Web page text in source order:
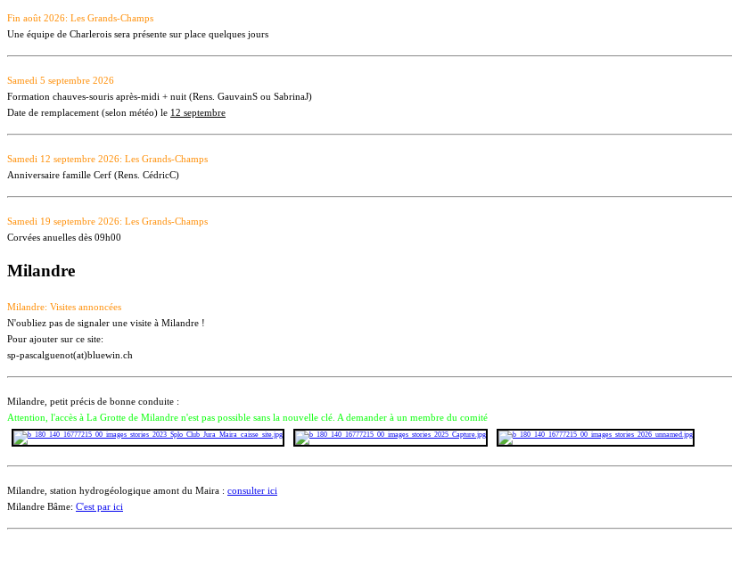
Fin août 2026: Les Grands-Champs
Une équipe de Charlerois sera présente sur place quelques jours
Samedi 5 septembre 2026
Formation chauves-souris après-midi + nuit (Rens. GauvainS ou SabrinaJ)
Date de remplacement (selon météo) le 12 septembre
Samedi 12 septembre 2026: Les Grands-Champs
Anniversaire famille Cerf (Rens. CédricC)
Samedi 19 septembre 2026: Les Grands-Champs
Corvées anuelles dès 09h00
Milandre
Milandre: Visites annoncées
N'oubliez pas de signaler une visite à Milandre !
Pour ajouter sur ce site:
sp-pascalguenot(at)bluewin.ch
Milandre, petit précis de bonne conduite :
Attention, l'accès à La Grotte de Milandre n'est pas possible sans la nouvelle clé. A demander à un membre du comité
Milandre, station hydrogéologique amont du Maira : consulter ici
Milandre Bâme: C'est par ici